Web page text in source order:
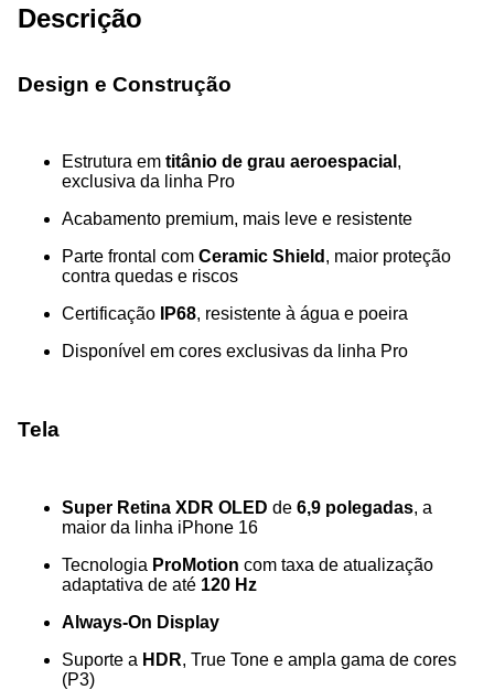
Descrição
Design e Construção
Estrutura em titânio de grau aeroespacial ,
exclusiva da linha Pro
Acabamento premium, mais leve e resistente
Parte frontal com Ceramic Shield , maior proteção
contra quedas e riscos
Certificação
IP68, resistente à água e poeira
Disponível em cores exclusivas da linha Pro
Tela
Super Retina XDR OLED de 6,9 polegadas, a
maior da linha iPhone 16
Tecnologia ProMotion com taxa de atualização
adaptativa de até 120 Hz
Always-On Display
Suporte a HDR, True Tone e ampla gama de cores
(P3)